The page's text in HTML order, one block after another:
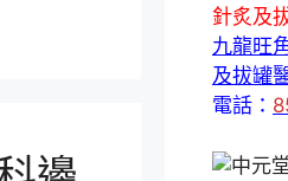
針炙及
九龍旺
及拔罐
電話：